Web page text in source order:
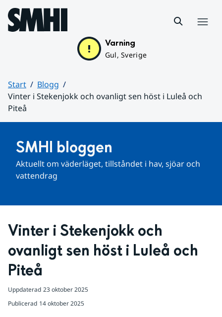
Hoppa till sidans innehåll
Varning
Gul, Sverige
Start
Blogg
Vinter i Stekenjokk och ovanligt sen höst i Luleå och
Piteå
SMHI bloggen
Aktuellt om väderläget, tillståndet i hav, sjöar och
vattendrag
Vinter i Stekenjokk och
ovanligt sen höst i Luleå och
Piteå
Uppdaterad 23 oktober 2025
Publicerad 14 oktober 2025